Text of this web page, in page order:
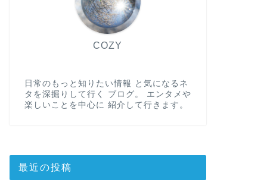
COZY
日常のもっと知りたい情報 と気になるネ
タを深掘りして行く ブログ。 エンタメや
楽しいことを中心に 紹介して行きます。
最近の投稿